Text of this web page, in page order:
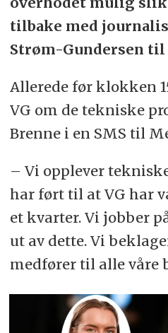
tilbake med
Strøm-Gundersen til
Allerede før klokken
VG om de tekniske
Brenne i en SMS til
– Vi opplever
har ført til at VG har
et kvarter. Vi jobber
ut av dette. Vi
medfører til alle våre